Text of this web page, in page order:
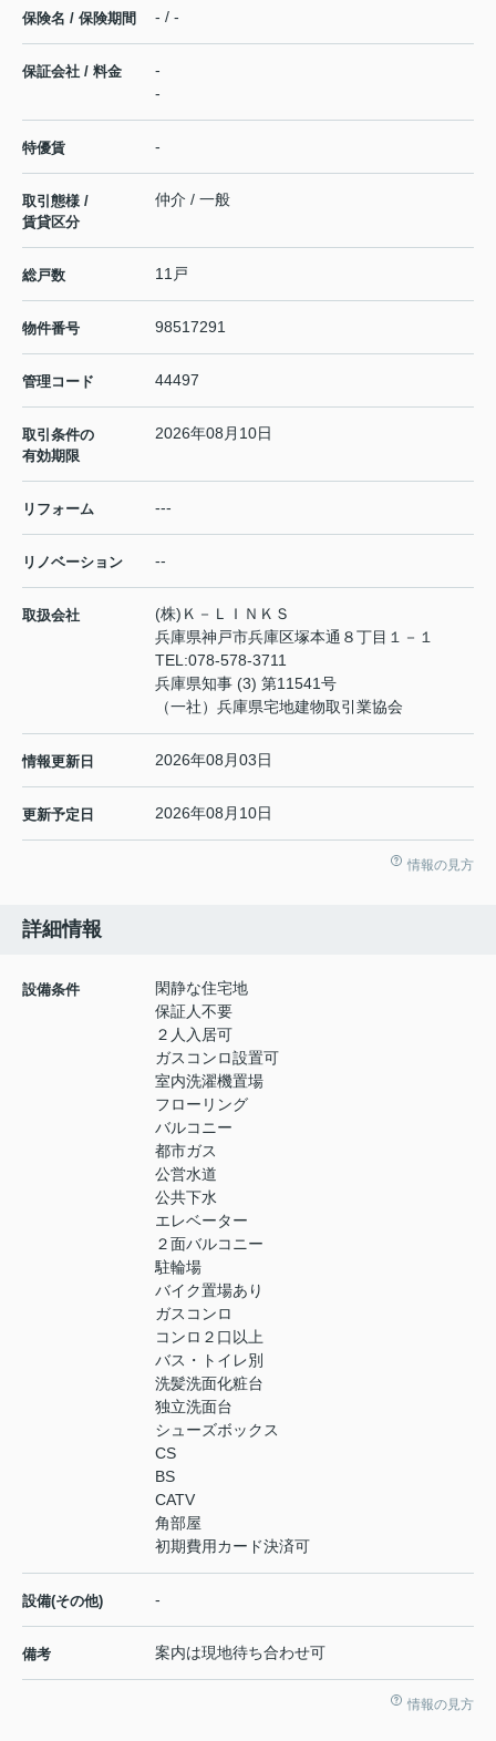
保険名 / 保険期間 - / -
保証会社 / 料金
-
-
特優賃 -
取引態様 /
賃貸区分
仲介 / 一般
総戸数 11戸
物件番号 98517291
管理コード 44497
取引条件の
有効期限
2026年08月10日
リフォーム ---
リノベーション --
取扱会社
(株)Ｋ－ＬＩＮＫＳ
兵庫県神戸市兵庫区塚本通８丁目１－１
TEL:078-578-3711
兵庫県知事 (3) 第11541号
（一社）兵庫県宅地建物取引業協会
情報更新日 2026年08月03日
更新予定日 2026年08月10日
情報の見方
詳細情報
設備条件
閑静な住宅地
保証人不要
２人入居可
ガスコンロ設置可
室内洗濯機置場
フローリング
バルコニー
都市ガス
公営水道
公共下水
エレベーター
２面バルコニー
駐輪場
バイク置場あり
ガスコンロ
コンロ２口以上
バス・トイレ別
洗髪洗面化粧台
独立洗面台
シューズボックス
CS
BS
CATV
角部屋
初期費用カード決済可
設備(その他) -
備考 案内は現地待ち合わせ可
情報の見方